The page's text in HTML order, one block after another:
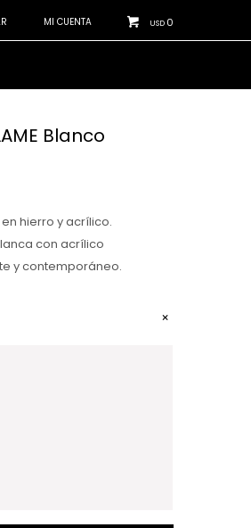
USD 0
Blanco
hierro y acrílico.
con acrílico
y contemporáneo.